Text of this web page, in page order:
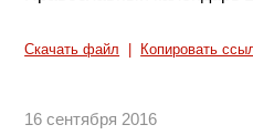
Скачать файл Копировать
16 сентября 2016